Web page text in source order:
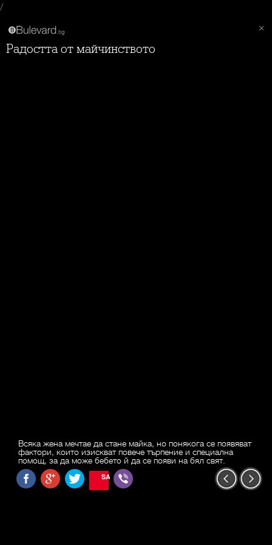
/
Радостта от майчинството
Всяка жена мечтае да стане майка, но понякога се появяват
фактори, които изискват повече търпение и специална
помощ, за да може бебето й да се появи на бял свят.
SAVE